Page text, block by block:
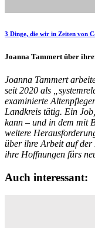
3 Dinge, die wir in Zeiten von
Joanna Tammert über
Joanna Tammert
seit 2020 als
examinierte
Landkreis tätig. Ein
kann – und in dem mit
weitere
über ihre Arbeit auf
ihre Hoffnungen fürs
Auch interessant: